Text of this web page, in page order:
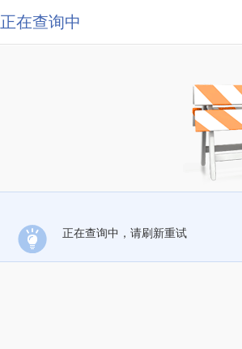
正在查询中
正在查询中，请刷新重试